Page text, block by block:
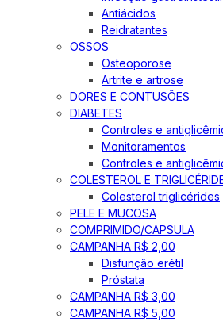
Antiácidos
Reidratantes
OSSOS
Osteoporose
Artrite e artrose
DORES E CONTUSÕES
DIABETES
Controles e
Monitoramentos
Controles e
COLESTEROL E
Colesterol triglicérides
PELE E MUCOSA
COMPRIMIDO/CAPSULA
CAMPANHA R$ 2,00
Disfunção erétil
Próstata
CAMPANHA R$ 3,00
CAMPANHA R$ 5,00